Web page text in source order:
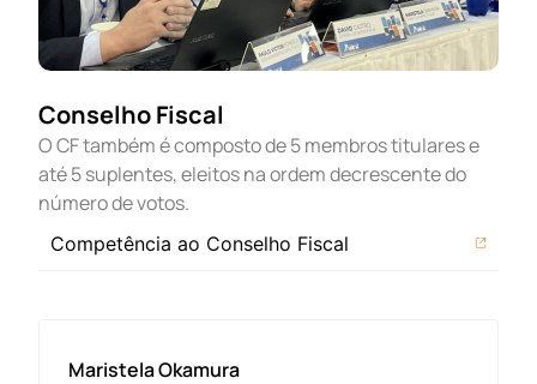
Conselho Fiscal
O CF também é composto de 5 membros titulares e
até 5 suplentes, eleitos na ordem decrescente do
número de votos.
Competência ao Conselho Fiscal
Paulo Victor